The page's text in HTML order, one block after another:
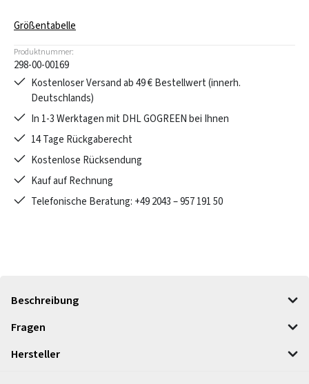
Größentabelle
Produktnummer:
298-00-00169
Kostenloser Versand ab 49 € Bestellwert (innerh.
Deutschlands)
In 1-3 Werktagen mit DHL GOGREEN bei Ihnen
14 Tage Rückgaberecht
Kostenlose Rücksendung
Kauf auf Rechnung
Telefonische Beratung: +49 2043 – 957 191 50
Beschreibung
Fragen
Hersteller